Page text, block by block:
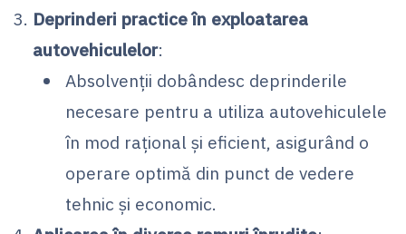
Deprinderi practice în exploatarea
autovehiculelor:
Absolvenții dobândesc deprinderile
necesare pentru a utiliza autovehiculele
în mod rațional și eficient, asigurând o
operare optimă din punct de vedere
tehnic și economic.